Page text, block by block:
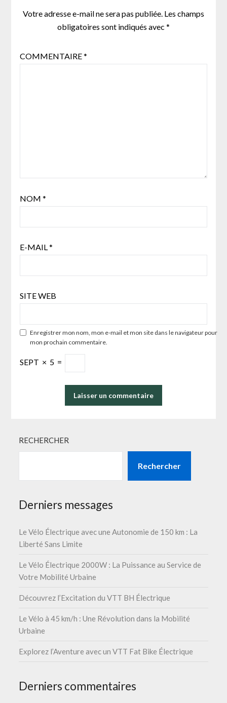
Votre adresse e-mail ne sera pas publiée. Les champs
obligatoires sont indiqués avec *
COMMENTAIRE*
NOM *
E-MAIL *
SITE WEB
Enregistrer mon nom, mon e-mail et mon site dans le navigateur pour
mon prochain commentaire.
SEPT × 5 =
RECHERCHER
Rechercher
Derniers messages
Le Vélo Électrique avec une Autonomie de 150 km : La
Liberté Sans Limite
Le Vélo Électrique 2000W : La Puissance au Service de
Votre Mobilité Urbaine
Découvrez l’Excitation du VTT BH Électrique
Le Vélo à 45 km/h : Une Révolution dans la Mobilité
Urbaine
Explorez l’Aventure avec un VTT Fat Bike Électrique
Derniers commentaires